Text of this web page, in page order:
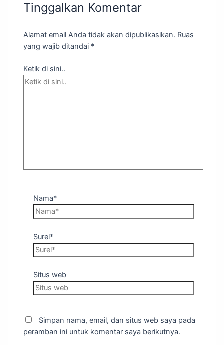
Tinggalkan Komentar
Alamat email Anda tidak akan dipublikasikan. Ruas
yang wajib ditandai *
Ketik di sini..
Nama*
Surel*
Situs web
Simpan nama, email, dan situs web saya pada
peramban ini untuk komentar saya berikutnya.